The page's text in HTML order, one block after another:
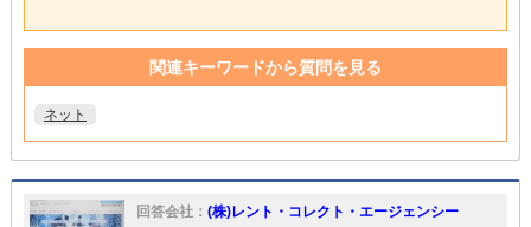
関連キーワードから質問を見る
ネット
回答会社： (株)レント・コレクト・エージェンシー